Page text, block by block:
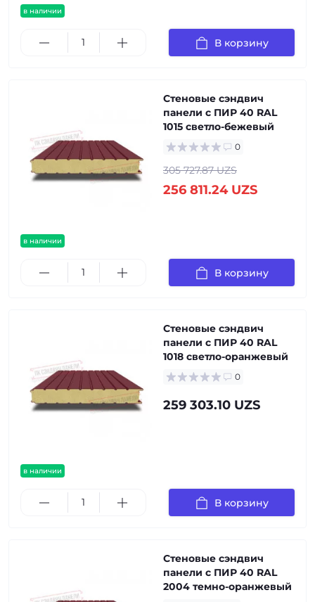
в наличии
В корзину
в наличии
Стеновые сэндвич
панели с ПИР 40 RAL
1015 светло-бежевый
0
305 727.87 UZS
256 811.24 UZS
В корзину
в наличии
Стеновые сэндвич
панели с ПИР 40 RAL
1018 светло-оранжевый
0
259 303.10 UZS
В корзину
Стеновые сэндвич
панели с ПИР 40 RAL
2004 темно-оранжевый